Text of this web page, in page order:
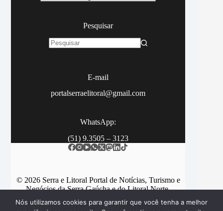
Pesquisar
E-mail
portalserraelitoral@gmail.com
WhatsApp:
(51) 9.3505 – 3123
© 2026 Serra e Litoral Portal de Notícias, Turismo e
Negócios da Serra Gaúcha e do Litoral Norte.
Nós utilizamos cookies para garantir que você tenha a melhor